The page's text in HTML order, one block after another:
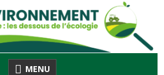
MENU